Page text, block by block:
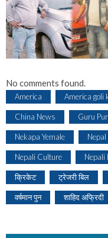
No comments found.
America America goli
China News Guru
Nekapa Yemale
Nepali Culture Nepali
क्रिकेट ट्रेजरी बिल
वर्षमान पुन शाहिद अफ्रिदी